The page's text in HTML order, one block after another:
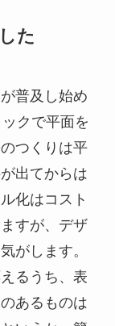
た
普及し始め
クで平面を
つくりは平
出てからは
化はコスト
すが、デザ
がします。
るうち、表
あるものは